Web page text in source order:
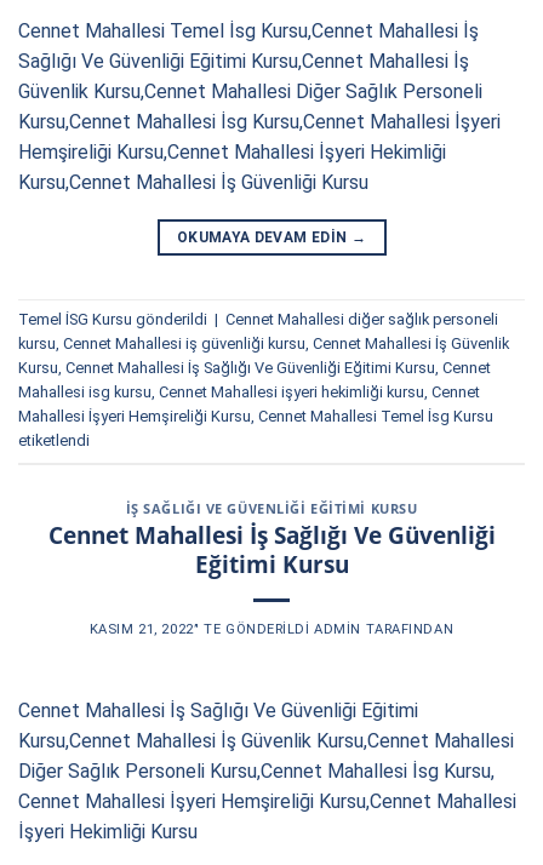
Cennet Mahallesi Temel İsg Kursu,Cennet Mahallesi İş
Sağlığı Ve Güvenliği Eğitimi Kursu,Cennet Mahallesi İş
Güvenlik Kursu,Cennet Mahallesi Diğer Sağlık Personeli
Kursu,Cennet Mahallesi İsg Kursu,Cennet Mahallesi İşyeri
Hemşireliği Kursu,Cennet Mahallesi İşyeri Hekimliği
Kursu,Cennet Mahallesi İş Güvenliği Kursu
OKUMAYA DEVAM EDIN →
Temel İSG Kursu gönderildi | Cennet Mahallesi diğer sağlık personeli
kursu Cennet Mahallesi iş güvenliği kursu Cennet Mahallesi İş Güvenlik
Kursu Cennet Mahallesi İş Sağlığı Ve Güvenliği Eğitimi Kursu Cennet
Mahallesi isg kursu Cennet Mahallesi işyeri hekimliği kursu Cennet
Mahallesi İşyeri Hemşireliği Kursu Cennet Mahallesi Temel İsg Kursu
etiketlendi
İŞ SAĞLIĞI VE GÜVENLIĞI EĞITIMI KURSU
Cennet Mahallesi İş Sağlığı Ve Güvenliği
Eğitimi Kursu
KASIM 21, 2022’' TE GÖNDERILDI ADMIN TARAFINDAN
Cennet Mahallesi İş Sağlığı Ve Güvenliği Eğitimi
Kursu,Cennet Mahallesi İş Güvenlik Kursu,Cennet Mahallesi
Diğer Sağlık Personeli Kursu,Cennet Mahallesi İsg Kursu,
Cennet Mahallesi İşyeri Hemşireliği Kursu,Cennet Mahallesi
İşyeri Hekimliği Kursu